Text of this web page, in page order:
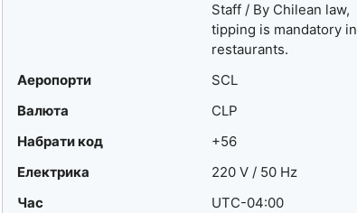
Staff / By Chilean law,
tipping is mandatory in
restaurants.
Аеропорти
SCL
Валюта
CLP
Набрати код
+56
Електрика
220 V / 50 Hz
Час
UTC-04:00